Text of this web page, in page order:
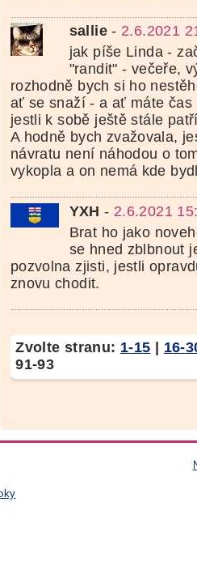
sallie- 2.6.2021
jak píše Linda -
"randit" - večeře,
rozhodně bych si ho
ať se snaží - a ať máte čas
jestli k sobě ještě stále
A hodně bych zvažovala,
návratu není náhodou o
vykopla a on nemá kde
YXH - 2.6.2021
Brat ho jako
se hned zblbnout
pozvolna zjisti, jestli
znovu chodit.
Zvolte stranu: 1-15
16-
91-93